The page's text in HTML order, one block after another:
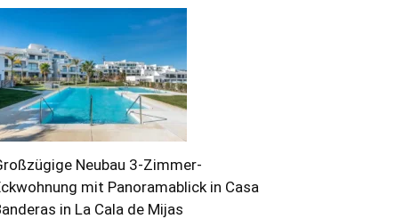
Neubau 3-Zimmer-
mit Panoramablick in Casa
in La Cala de Mijas